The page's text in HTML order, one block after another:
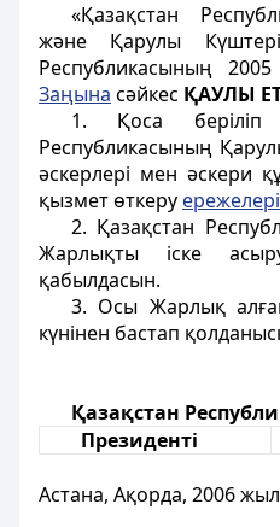
«Қазақстан
және Қарулы
Республикасының
Заңына сәйкес ҚАУЛЫ
1. Қоса беріліп
Республикасының
әскерлері мен әскери
қызмет өткеру ережелері
2. Қазақстан
Жарлықты іске
қабылдасын.
3. Осы Жарлық
күнінен бастап
Қазақстан
Президентi
Астана, Ақорда, 2006